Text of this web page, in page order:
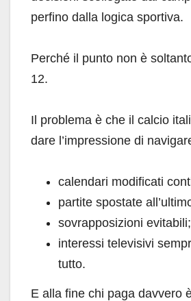
perfino dalla logica sportiva.
Perché il punto non è
12.
Il problema è che il calcio
dare l’impressione di
calendari modificati
partite spostate
sovrapposizioni evitabili;
interessi televisivi
tutto.
E alla fine chi paga davvero